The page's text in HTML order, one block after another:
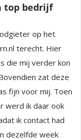
top bedrijf
op het
terecht. Hier
die mij verder kon
zat deze
fijn voor mij. Toen
werd ik daar ook
ik contact had
dezelfde week